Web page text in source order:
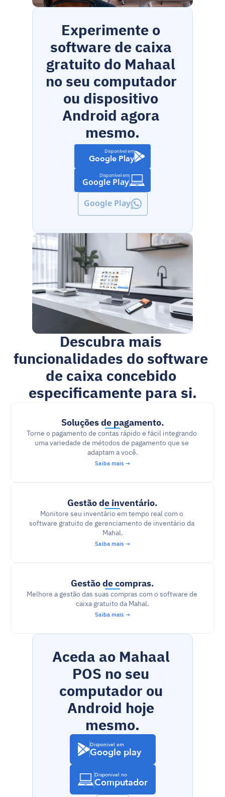
Experimente o
software de caixa
gratuito do Mahaal
no seu computador
ou dispositivo
Android agora
mesmo.
Disponível em
Google Play
Disponível em
Google Play
Google Play
Descubra mais
funcionalidades do software
de caixa concebido
especificamente para si.
Soluções de pagamento.
Torne o pagamento de contas rápido e fácil integrando
uma variedade de métodos de pagamento que se
adaptam a você.
Saiba mais →
Gestão de inventário.
Monitore seu inventário em tempo real com o
software gratuito de gerenciamento de inventário da
Mahal.
Saiba mais →
Gestão de compras.
Melhore a gestão das suas compras com o software de
caixa gratuito da Mahal.
Saiba mais →
Aceda ao Mahaal
POS no seu
computador ou
Android hoje
mesmo.
Disponível em
Google play
Disponível no
Computador